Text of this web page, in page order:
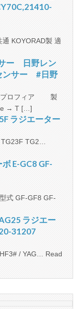
KOYORAD製 適
ー 日野レン
サー #日野
プロフィア 製
→ T […]
ラジエーター
TG23F TG2…
E-GC8 GF-
式 GF-GF8 GF-
ラジエー
31207
/ YAG… Read